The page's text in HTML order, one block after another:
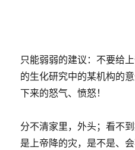
只能弱弱的建议：不要给
的生化研究中的某机构的
下来的怒气、愤怒！
分不清家里，外头；看不
是上帝降的灾，是不是、